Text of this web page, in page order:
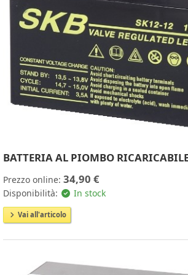
BATTERIA AL PIOMBO
Prezzo online: 34,90 €
Disponibilità: In stock
Vai all'articolo